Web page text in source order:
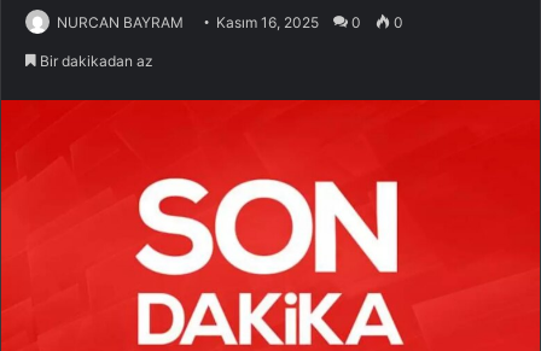
NURCAN BAYRAM Kasım 16, 2025 0 0
Bir dakikadan az